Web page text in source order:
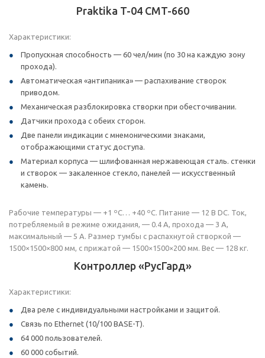
Praktika T-04 CMT-660
Характеристики:
Пропускная способность — 60 чел/мин (по 30 на каждую зону
прохода).
Автоматическая «антипаника» — распахивание створок
приводом.
Механическая разблокировка створки при обесточивании.
Датчики прохода с обеих сторон.
Две панели индикации с мнемоническими знаками,
отображающими статус доступа.
Материал корпуса — шлифованная нержавеющая сталь. стенки
и створок — закаленное стекло, панелей — искусственный
камень.
Рабочие температуры — +1 ºС… +40 ºС. Питание — 12 В DC. Ток,
потребляемый в режиме ожидания, — 0.4 А, прохода — 3 А,
максимальный — 5 А. Размер тумбы с распахнутой створкой —
1500×1500×800 мм, с прижатой — 1500×1500×200 мм. Вес — 128 кг.
Контроллер «РусГард»
Характеристики:
Два реле с индивидуальными настройками и защитой.
Связь по Ethernet (10/100 BASE-T).
64 000 пользователей.
60 000 событий.